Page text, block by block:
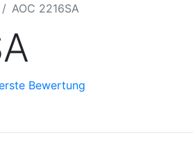
AOC 2216SA
Bewertung